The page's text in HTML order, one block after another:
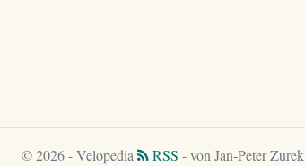
© 2026 - Velopedia RSS - von Jan-Peter Zurek